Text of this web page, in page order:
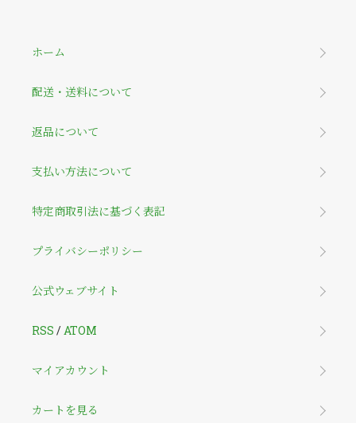
ホーム
配送・送料について
返品について
支払い方法について
特定商取引法に基づく表記
プライバシーポリシー
公式ウェブサイト
RSS / ATOM
マイアカウント
カートを見る